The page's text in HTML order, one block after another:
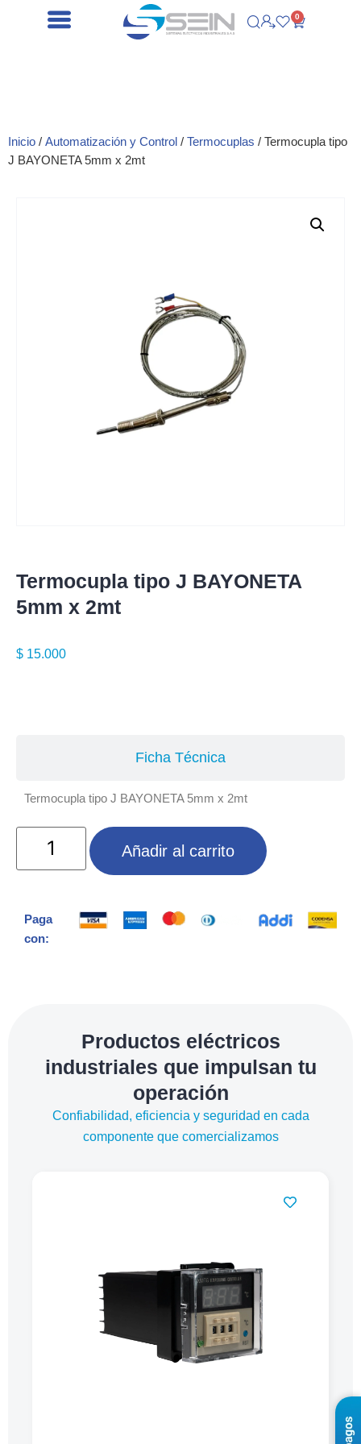
0
Inicio / Automatización y Control / Termocuplas / Termocupla tipo
J BAYONETA 5mm x 2mt
Termocupla tipo J BAYONETA
5mm x 2mt
$ 15.000
Ficha Técnica
Termocupla tipo J BAYONETA 5mm x 2mt
Añadir al carrito
Paga
con:
Productos eléctricos
industriales que impulsan tu
operación
Confiabilidad, eficiencia y seguridad en cada
componente que comercializamos